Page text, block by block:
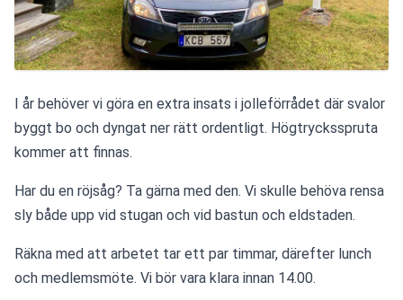
I år behöver vi göra en extra insats i jolleförrådet där svalor
byggt bo och dyngat ner rätt ordentligt. Högtrycksspruta
kommer att finnas.
Har du en röjsåg? Ta gärna med den. Vi skulle behöva rensa
sly både upp vid stugan och vid bastun och eldstaden.
Räkna med att arbetet tar ett par timmar, därefter lunch
och medlemsmöte. Vi bör vara klara innan 14.00.